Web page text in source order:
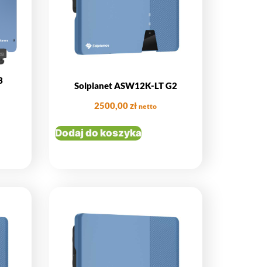
Solplanet ASW12K-LT G2
2500,00zł netto
Dodaj do koszyka